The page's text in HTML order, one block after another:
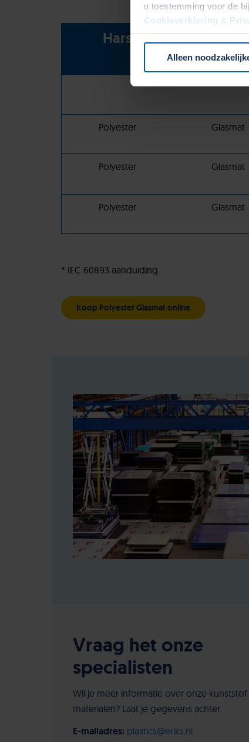
u toestemming voor de
Cookieverklaring &
onze website.
Alleen
Hars
Polyester Glasmat
Polyester Glasmat
Polyester Glasmat
* IEC 60893 aanduiding
Koop Polyester Glasmat online
Vraag het onze
specialisten
Wil je meer informatie over onze kunststof
materialen? Laat je gegevens achter.
E-mailadres: plastics@eriks.nl